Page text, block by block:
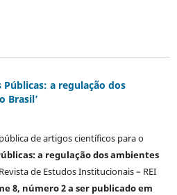
Públicas: a regulação dos
Brasil’
de artigos científicos para o
a regulação dos ambientes
de Estudos Institucionais – REI
8, número 2 a ser publicado em